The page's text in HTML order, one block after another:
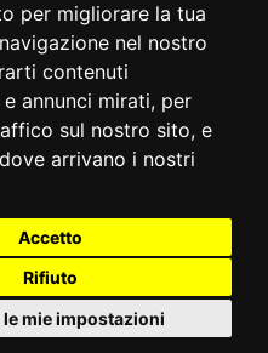
per migliorare la tua
nel nostro
contenuti
annunci mirati, per
sul nostro sito, e
arrivano i nostri
Accetto
Rifiuto
le mie impostazioni
GDM Val di Cembra - Fr.
(TN) - P.IVA: 02312830223